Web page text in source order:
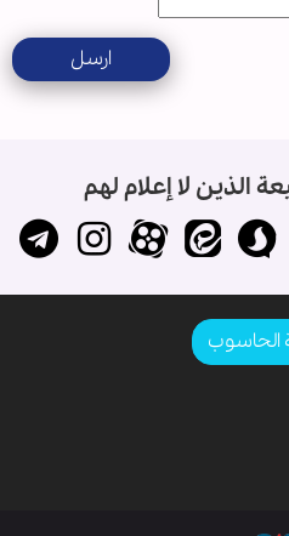
ارسل
الذين لا إعلام لهم